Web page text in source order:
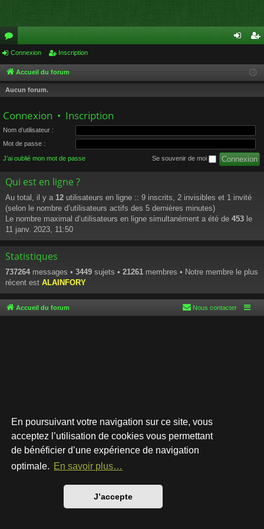
En poursuivant votre navigation sur ce site, vous
acceptez l’utilisation de cookies vous permettant
de bénéficier d’une expérience de navigation
optimale. En savoir plus…
J’accepte
or
u
m
cri
Connexion Inscription
Accueil du forum
Aucun forum.
Connexion • Inscription
Nom d’utilisateur :
Mot de passe :
J’ai oublié mon mot de passe Se souvenir de moi
Qui est en ligne ?
Au total, il y a 12 utilisateurs en ligne :: 9 inscrits, 2 invisibles et 1 invité
(selon le nombre d’utilisateurs actifs des 5 dernières minutes)
Le nombre maximal d’utilisateurs en ligne simultanément a été de 453 le
11 janv. 2023, 11:50
Statistiques
737264 messages • 3449 sujets • 21261 membres • Notre membre le plus
récent est ALAINFORY
Accueil du forum Nous contacter
Développé parphpBB® Forum Software © phpBB Limited
Style par
Traduction française officielle